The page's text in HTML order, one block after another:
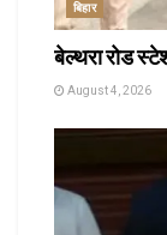
बिहार
बेल्थरा रोड
August 4, 2026